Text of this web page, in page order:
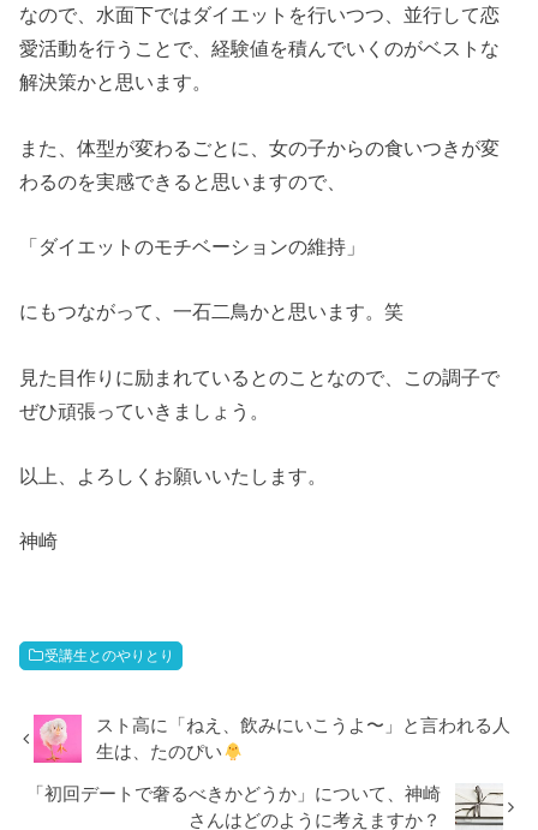
なので、水面下ではダイエットを行いつつ、並行して恋
愛活動を行うことで、経験値を積んでいくのがベストな
解決策かと思います。
また、体型が変わるごとに、女の子からの食いつきが変
わるのを実感できると思いますので、
「ダイエットのモチベーションの維持」
にもつながって、一石二鳥かと思います。笑
見た目作りに励まれているとのことなので、この調子で
ぜひ頑張っていきましょう。
以上、よろしくお願いいたします。
神崎
受講生とのやりとり
スト高に「ねえ、飲みにいこうよ〜」と言われる人
生は、たのぴい
「初回デートで奢るべきかどうか」について、神崎
さんはどのように考えますか？